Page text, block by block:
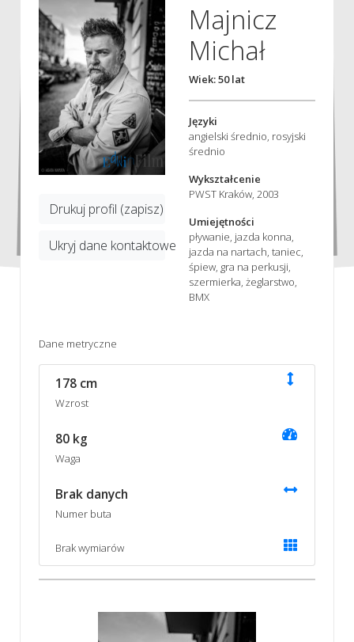
Drukuj profil (zapisz)
Ukryj dane kontaktowe
Majnicz
Michał
Wiek: 50 lat
Języki
angielski średnio, rosyjski
średnio
Wykształcenie
PWST Kraków, 2003
Umiejętności
pływanie, jazda konna,
jazda na nartach, taniec,
śpiew, gra na perkusji,
szermierka, żeglarstwo,
BMX
Dane metryczne
178 cm
Wzrost
80 kg
Waga
Brak danych
Numer buta
Brak wymiarów